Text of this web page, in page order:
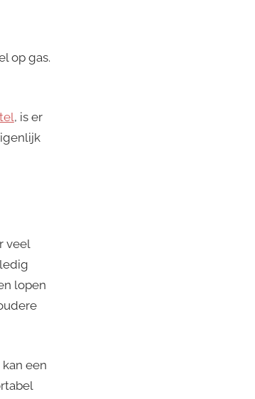
op gas.
, is er
veel
lopen
een